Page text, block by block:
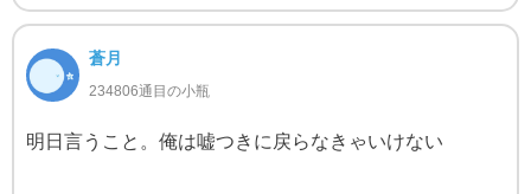
蒼月
234806通目の小瓶
明日言うこと。俺は嘘つきに戻らなきゃいけない